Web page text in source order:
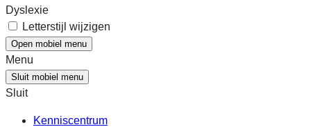
Dyslexie
Letterstijl wijzigen
Open mobiel menu
Menu
Sluit mobiel menu
Sluit
Kenniscentrum